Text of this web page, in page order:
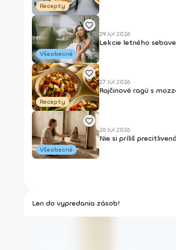
Recepty
Všeobecné
29 Júl 2026
Lekcie letného
Recepty
27 Júl 2026
Rajčinové ragú s
Všeobecné
26 Júl 2026
Nie si príliš
Len do vypredania zásob!